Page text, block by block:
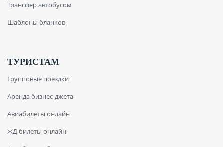
Трансфер автобусом
Шаблоны бланков
ТУРИСТАМ
Групповые поездки
Аренда бизнес-джета
Авиабилеты онлайн
ЖД билеты онлайн